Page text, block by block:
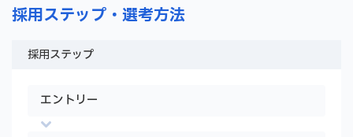
採用ステップ・選考方法
採用ステップ
エントリー